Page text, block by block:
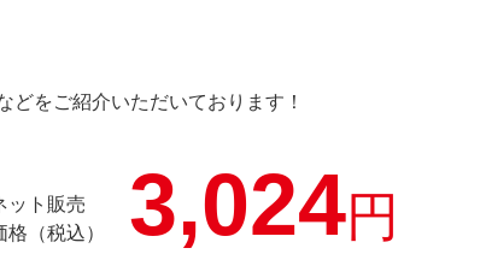
どをご紹介いただいております！
ット販売
格（税込）
3,024円